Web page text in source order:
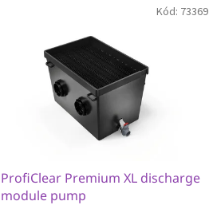
ProfiClear Premium XL discharge
module pump
Kód: 73369